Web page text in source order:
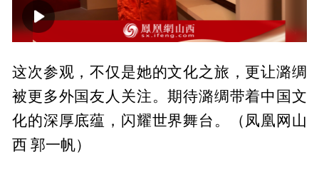
00:00 00:54
这次参观，不仅是她的文化之旅，更让潞绸
被更多外国友人关注。期待潞绸带着中国文
化的深厚底蕴，闪耀世界舞台。（凤凰网山
西 郭一帆）